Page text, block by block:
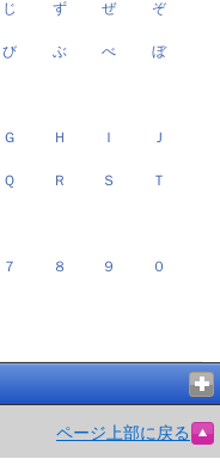
じ ず ぜ ぞ
び ぶ べ ぼ
Ｇ Ｈ Ｉ Ｊ
Ｑ Ｒ Ｓ Ｔ
７ ８ ９ ０
ページ上部に戻る